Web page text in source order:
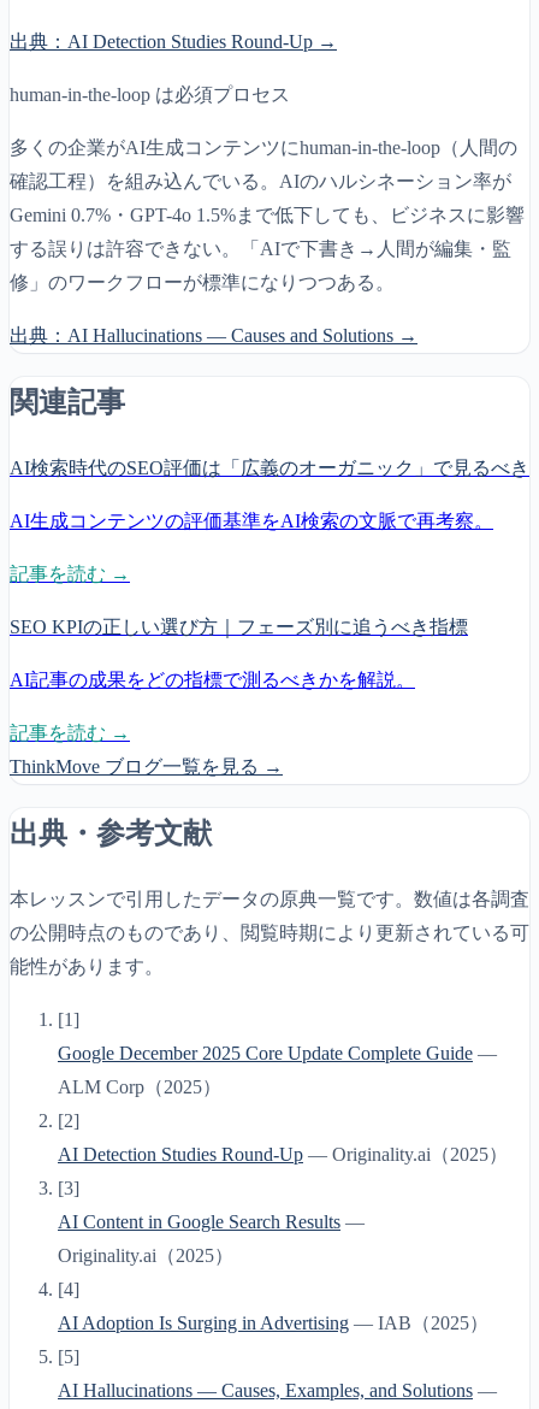
出典： AI Detection Studies Round-Up →
human-in-the-loop は必須プロセス
多くの企業がAI生成コンテンツにhuman-in-the-loop（人間の
確認工程）を組み込んでいる。AIのハルシネーション率が
Gemini 0.7%・GPT-4o 1.5%まで低下しても、ビジネスに影響
する誤りは許容できない。「AIで下書き→人間が編集・監
修」のワークフローが標準になりつつある。
出典： AI Hallucinations — Causes and Solutions →
関連記事
AI検索時代のSEO評価は「広義のオーガニック」で見るべき
AI生成コンテンツの評価基準をAI検索の文脈で再考察。
記事を読む →
SEO KPIの正しい選び方｜フェーズ別に追うべき指標
AI記事の成果をどの指標で測るべきかを解説。
記事を読む →
ThinkMove ブログ一覧を見る →
出典・参考文献
本レッスンで引用したデータの原典一覧です。数値は各調査
の公開時点のものであり、閲覧時期により更新されている可
能性があります。
[1]
Google December 2025 Core Update Complete Guide —
ALM Corp （2025）
[2]
AI Detection Studies Round-Up — Originality.ai （2025）
[3]
AI Content in Google Search Results —
Originality.ai （2025）
[4]
AI Adoption Is Surging in Advertising — IAB （2025）
[5]
AI Hallucinations — Causes, Examples, and Solutions —